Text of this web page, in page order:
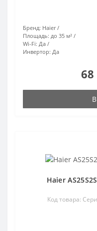
Бренд: Haier
Площадь: до 35 м²
Wi-Fi: Да
Инвертор: Да
68
Haier
Код товара: